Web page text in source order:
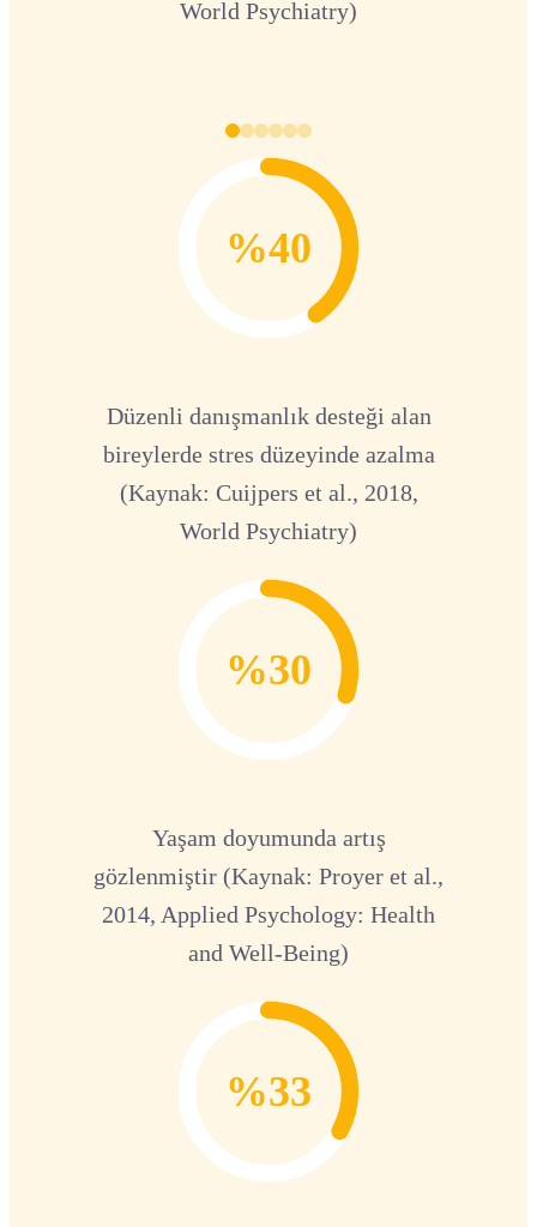
World Psychiatry)
%40
Düzenli danışmanlık desteği alan
bireylerde stres düzeyinde azalma
(Kaynak: Cuijpers et al., 2018,
World Psychiatry)
%30
Yaşam doyumunda artış
gözlenmiştir (Kaynak: Proyer et al.,
2014, Applied Psychology: Health
and Well-Being)
%33